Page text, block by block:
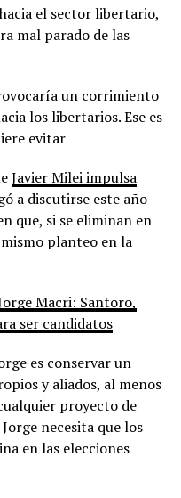
el sector libertario,
mal parado de las
un corrimiento
los libertarios. Ese es
evitar
Javier Milei impulsa
a discutirse este año
que, si se eliminan en
planteo en la
Macri: Santoro,
ser candidatos
es conservar un
y aliados, al menos
proyecto de
necesita que los
en las elecciones